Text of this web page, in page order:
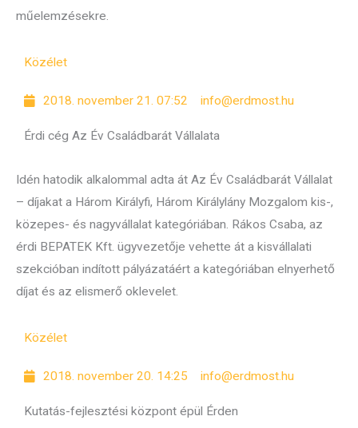
műelemzésekre.
Közélet
2018. november 21. 07:52 info@erdmost.hu
Érdi cég Az Év Családbarát Vállalata
Idén hatodik alkalommal adta át Az Év Családbarát Vállalat
– díjakat a Három Királyfi, Három Királylány Mozgalom kis-,
közepes- és nagyvállalat kategóriában. Rákos Csaba, az
érdi BEPATEK Kft. ügyvezetője vehette át a kisvállalati
szekcióban indított pályázatáért a kategóriában elnyerhető
díjat és az elismerő oklevelet.
Közélet
2018. november 20. 14:25 info@erdmost.hu
Kutatás-fejlesztési központ épül Érden